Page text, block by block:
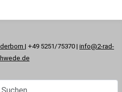
| +49 5251/75370 | info@2-rad-